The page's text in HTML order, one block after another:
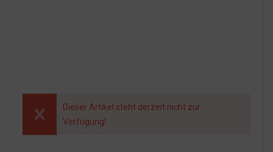
Dieser Artikel steht derzeit nicht zur
Verfügung!